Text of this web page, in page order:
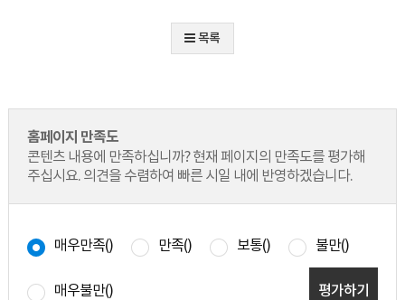
목록
홈페이지 만족도
콘텐츠 내용에 만족하십니까? 현재 페이지의 만족도를 평가해
주십시요. 의견을 수렴하여 빠른 시일 내에 반영하겠습니다.
매우만족() 만족() 보통() 불만()
매우불만() 평가하기